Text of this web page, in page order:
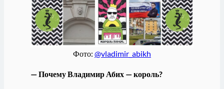
Фото: @vladimir_abikh
— Почему Владимир Абих — король?